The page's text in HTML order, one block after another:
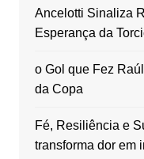
Ancelotti Sinaliza
Esperança da
o Gol que Fez
da Copa
Fé, Resiliência e
transforma dor em